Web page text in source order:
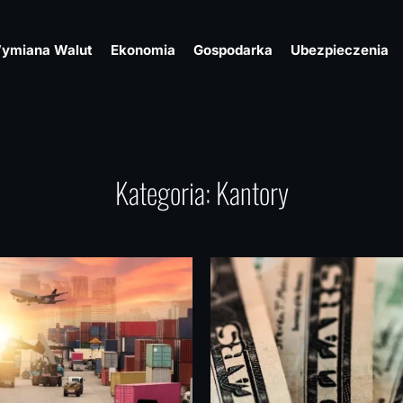
Walut Ekonomia Gospodarka Ubezpieczenia
Kategoria:Kantory